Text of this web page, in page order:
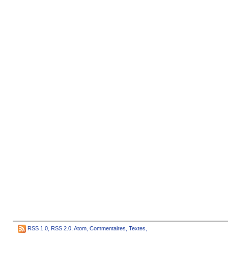
RSS 1.0 RSS 2.0 Atom Commentaires Textes